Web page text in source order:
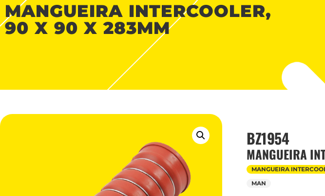
MANGUEIRA INTERCOOLER,
90 X 90 X 283MM
BZ1954
MANGUEIRA
MANGUEIRA
MAN